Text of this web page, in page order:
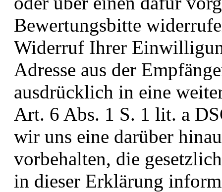
Bewertungsbitte
Widerruf Ihrer
Adresse aus der
ausdrücklich in eine
Art. 6 Abs. 1 S. 1 lit. a
wir uns eine darüber
vorbehalten, die
in dieser Erklärung